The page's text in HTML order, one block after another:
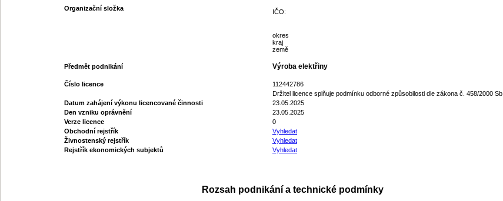
Organizační složka
IČO:
okres
kraj
země
Předmět podnikání Výroba elektřiny
Číslo licence
112442786
Držitel licence splňuje podmínku odborné způsobilosti dle zákona č. 458/2000 Sb.
Datum zahájení výkonu licencované činnosti
23.05.2025
Den vzniku oprávnění
23.05.2025
Verze licence
0
Obchodní rejstřík
Vyhledat
Živnostenský rejstřík
Vyhledat
Rejstřík ekonomických subjektů
Vyhledat
Rozsah podnikání a technické podmínky